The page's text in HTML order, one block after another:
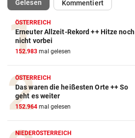
Gelesen(ausgewählt)Kommentiert
ÖSTERREICH
Erneuter Allzeit-Rekord ++ Hitze noch
nicht vorbei
152.983 mal gelesen
ÖSTERREICH
Das waren die heißesten Orte ++ So
geht es weiter
152.964 mal gelesen
NIEDERÖSTERREICH
Action-Cam Vergleich
ZUM VERGLEICH
Crosstrainer Vergleich
ZUM VERGLEICH
E-Bike Vergleich
ZUM VERGLEICH